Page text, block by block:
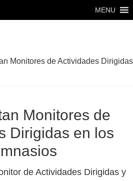
MENU
Monitores de Actividades Dirigidas
Monitores de
Dirigidas en los
de Actividades Dirigidas y